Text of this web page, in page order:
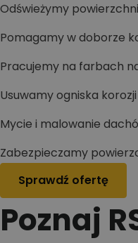
Odświeżymy
Pomagamy w doborze
Pracujemy na farbach
Usuwamy ogniska korozji
Mycie i malowanie
Zabezpieczamy
Sprawdź ofertę
Poznaj